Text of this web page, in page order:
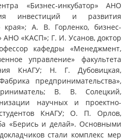
«Бизнес-инкубатор» АНО
инвестиций и развития
края»; А. В. Горленко, бизнес-
«КАСП»; Г. И. Усанов, доктор
кафедры «Менеджмент,
управление» факультета
КнАГУ; Н. Г. Дубовицкая,
предпринимательства»,
В. В. Солецкий,
научных и проектно-
студентов КнАГУ; О. П. Орлов,
«Берись и делай». Основными
стали комплекс мер